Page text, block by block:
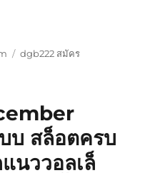
ป้าย
dgb222 สมัคร
บ สล็อตครบ
นววอลเล็